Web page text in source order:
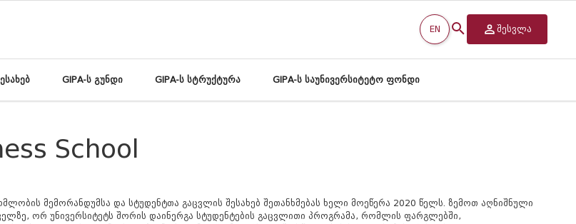
EN შესვლა
GIPA-ს გუნდი GIPA-ს სტრუქტურა GIPA-ს საუნივერსიტეტო ფონდი
School
მემორანდუმსა და სტუდენტთა გაცვლის შესახებ შეთანხმებას ხელი მოეწერა 2020 წელს. ზემოთ აღნიშნული
, ორ უნივერსიტეტს შორის დაინერგა სტუდენტების გაცვლითი პროგრამა, რომლის ფარგლებში,